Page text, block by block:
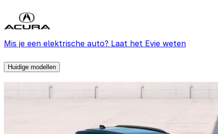
Mis je een elektrische auto? Laat het Evie weten
Huidige modellen